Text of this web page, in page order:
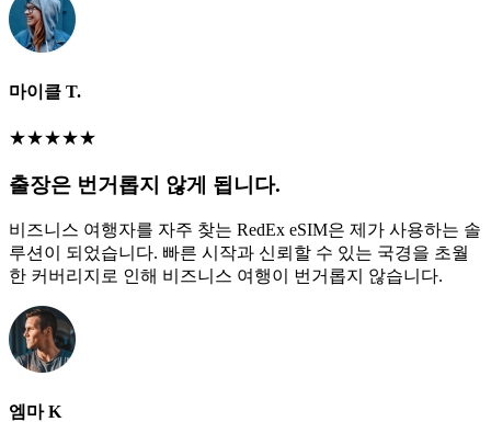
마이클 T.
★★★★★
출장은 번거롭지 않게 됩니다.
비즈니스 여행자를 자주 찾는 RedEx eSIM은 제가 사용하는 솔
루션이 되었습니다. 빠른 시작과 신뢰할 수 있는 국경을 초월
한 커버리지로 인해 비즈니스 여행이 번거롭지 않습니다.
엠마 K